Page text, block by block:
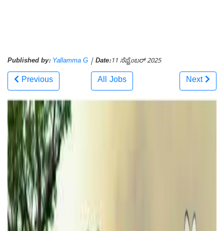
Published by: Yallamma G | Date:11 ಸೆಪ್ಟೆಂಬರ್ 2025
Previous All Jobs Next